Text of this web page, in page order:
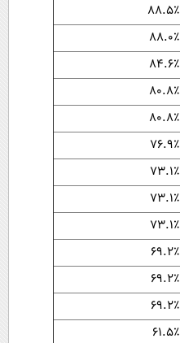
۸۸.۵٪
۸۸.۰٪
۸۴.۶٪
۸۰.۸٪
۸۰.۸٪
۷۶.۹٪
۷۳.۱٪
۷۳.۱٪
۷۳.۱٪
۶۹.۲٪
۶۹.۲٪
۶۹.۲٪
۶۱.۵٪